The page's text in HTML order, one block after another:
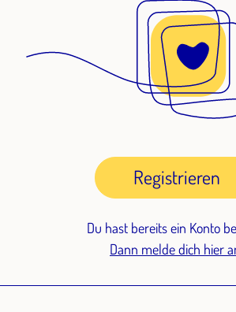
Registrieren
Du hast bereits ein Konto
Dann melde dich hier